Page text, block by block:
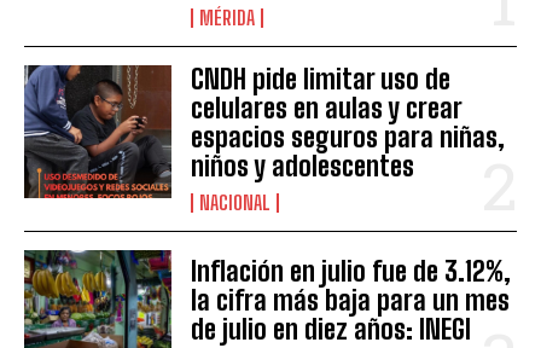
MÉRIDA
CNDH pide limitar uso de
celulares en aulas y crear
espacios seguros para niñas,
niños y adolescentes
NACIONAL
Inflación en julio fue de 3.12%,
la cifra más baja para un mes
de julio en diez años: INEGI